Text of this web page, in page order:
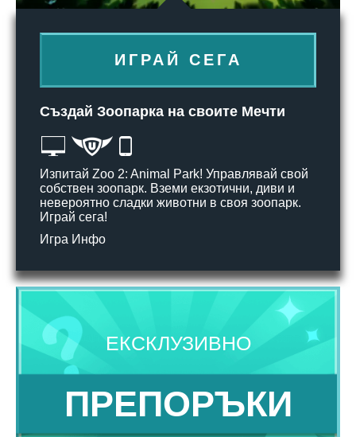
ИГРАЙ СЕГА
Създай Зоопарка на своите Мечти
Изпитай Zoo 2: Animal Park! Управлявай свой
собствен зоопарк. Вземи екзотични, диви и
невероятно сладки животни в своя зоопарк.
Играй сега!
Игра Инфо
ЕКСКЛУЗИВНО
ПРЕПОРЪКИ